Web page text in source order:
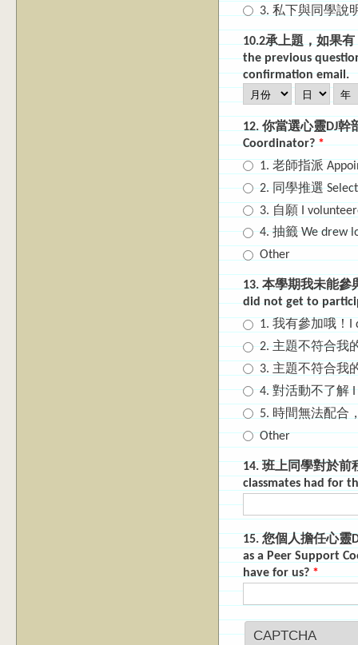
3. 私下與同學說
10.2承上題，如果
the previous
confirmation email.
月份
日 年
12. 你當選心靈DJ
Coordinator?*
1. 老師指派
2. 同學推選
3. 自願 I
4. 抽籤 We drew
Other
13. 本學期我未能參
did not get to
1. 我有參加哦！I
2. 主題不符合我
3. 主題不符合我
4. 對活動不了解 I
5. 時間無法配合
Other
14. 班上同學對於前
classmates had for
15. 您個人擔任心靈
as a Peer Support
have for us? *
CAPTCHA